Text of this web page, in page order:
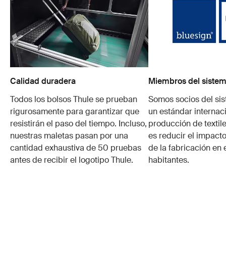
Calidad duradera
Todos los bolsos Thule se prueban
rigurosamente para garantizar que
resistirán el paso del tiempo. Incluso,
nuestras maletas pasan por una
cantidad exhaustiva de 50 pruebas
antes de recibir el logotipo Thule.
Miembros del
Somos socios del
un estándar
producción de
es reducir el
de la fabricación en
habitantes.